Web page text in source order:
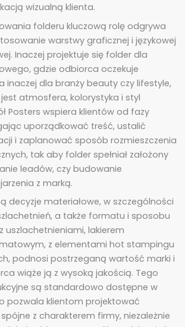
wizualną klienta.
folderu kluczową rolę odgrywa
warstwy graficznej i językowej
Inaczej projektuje się folder dla
gdzie odbiorca oczekuje
inaczej dla branży beauty czy lifestyle,
atmosfera, kolorystyka i styl
Posters wspiera klientów od fazy
uporządkować treść, ustalić
i zaplanować sposób rozmieszczenia
tak aby folder spełniał założony
leadów, czy budowanie
z marką.
decyzje materiałowe, w szczególności
a także formatu i sposobu
uszlachetnieniami, lakierem
z elementami hot stampingu
podnosi postrzeganą wartość marki i
wiąże ją z wysoką jakością. Tego
są standardowo dostępne w
pozwala klientom projektować
z charakterem firmy, niezależnie